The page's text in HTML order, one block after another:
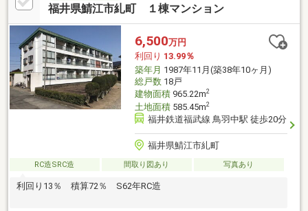
福井県鯖江市糺町 １棟マンション
6,500万円
利回り 13.99％
築年月 1987年11月(築38年10ヶ月)
総戸数18戸
建物面積965.22m2
土地面積585.45m2
福井鉄道福武線 鳥羽中駅 徒歩20分
福井県鯖江市糺町
RC造SRC造 間取り図あり 写真あり
利回り13％ 積算72％ S62年RC造